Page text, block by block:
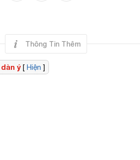
Thông Tin Thêm
ý [ Hiện ]